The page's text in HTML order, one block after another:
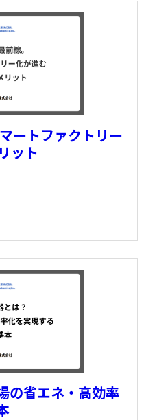
ートファクトリー
ット
の省エネ・高効率